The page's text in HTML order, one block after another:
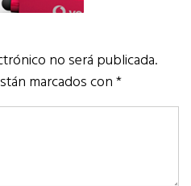
no será publicada.
marcados con*